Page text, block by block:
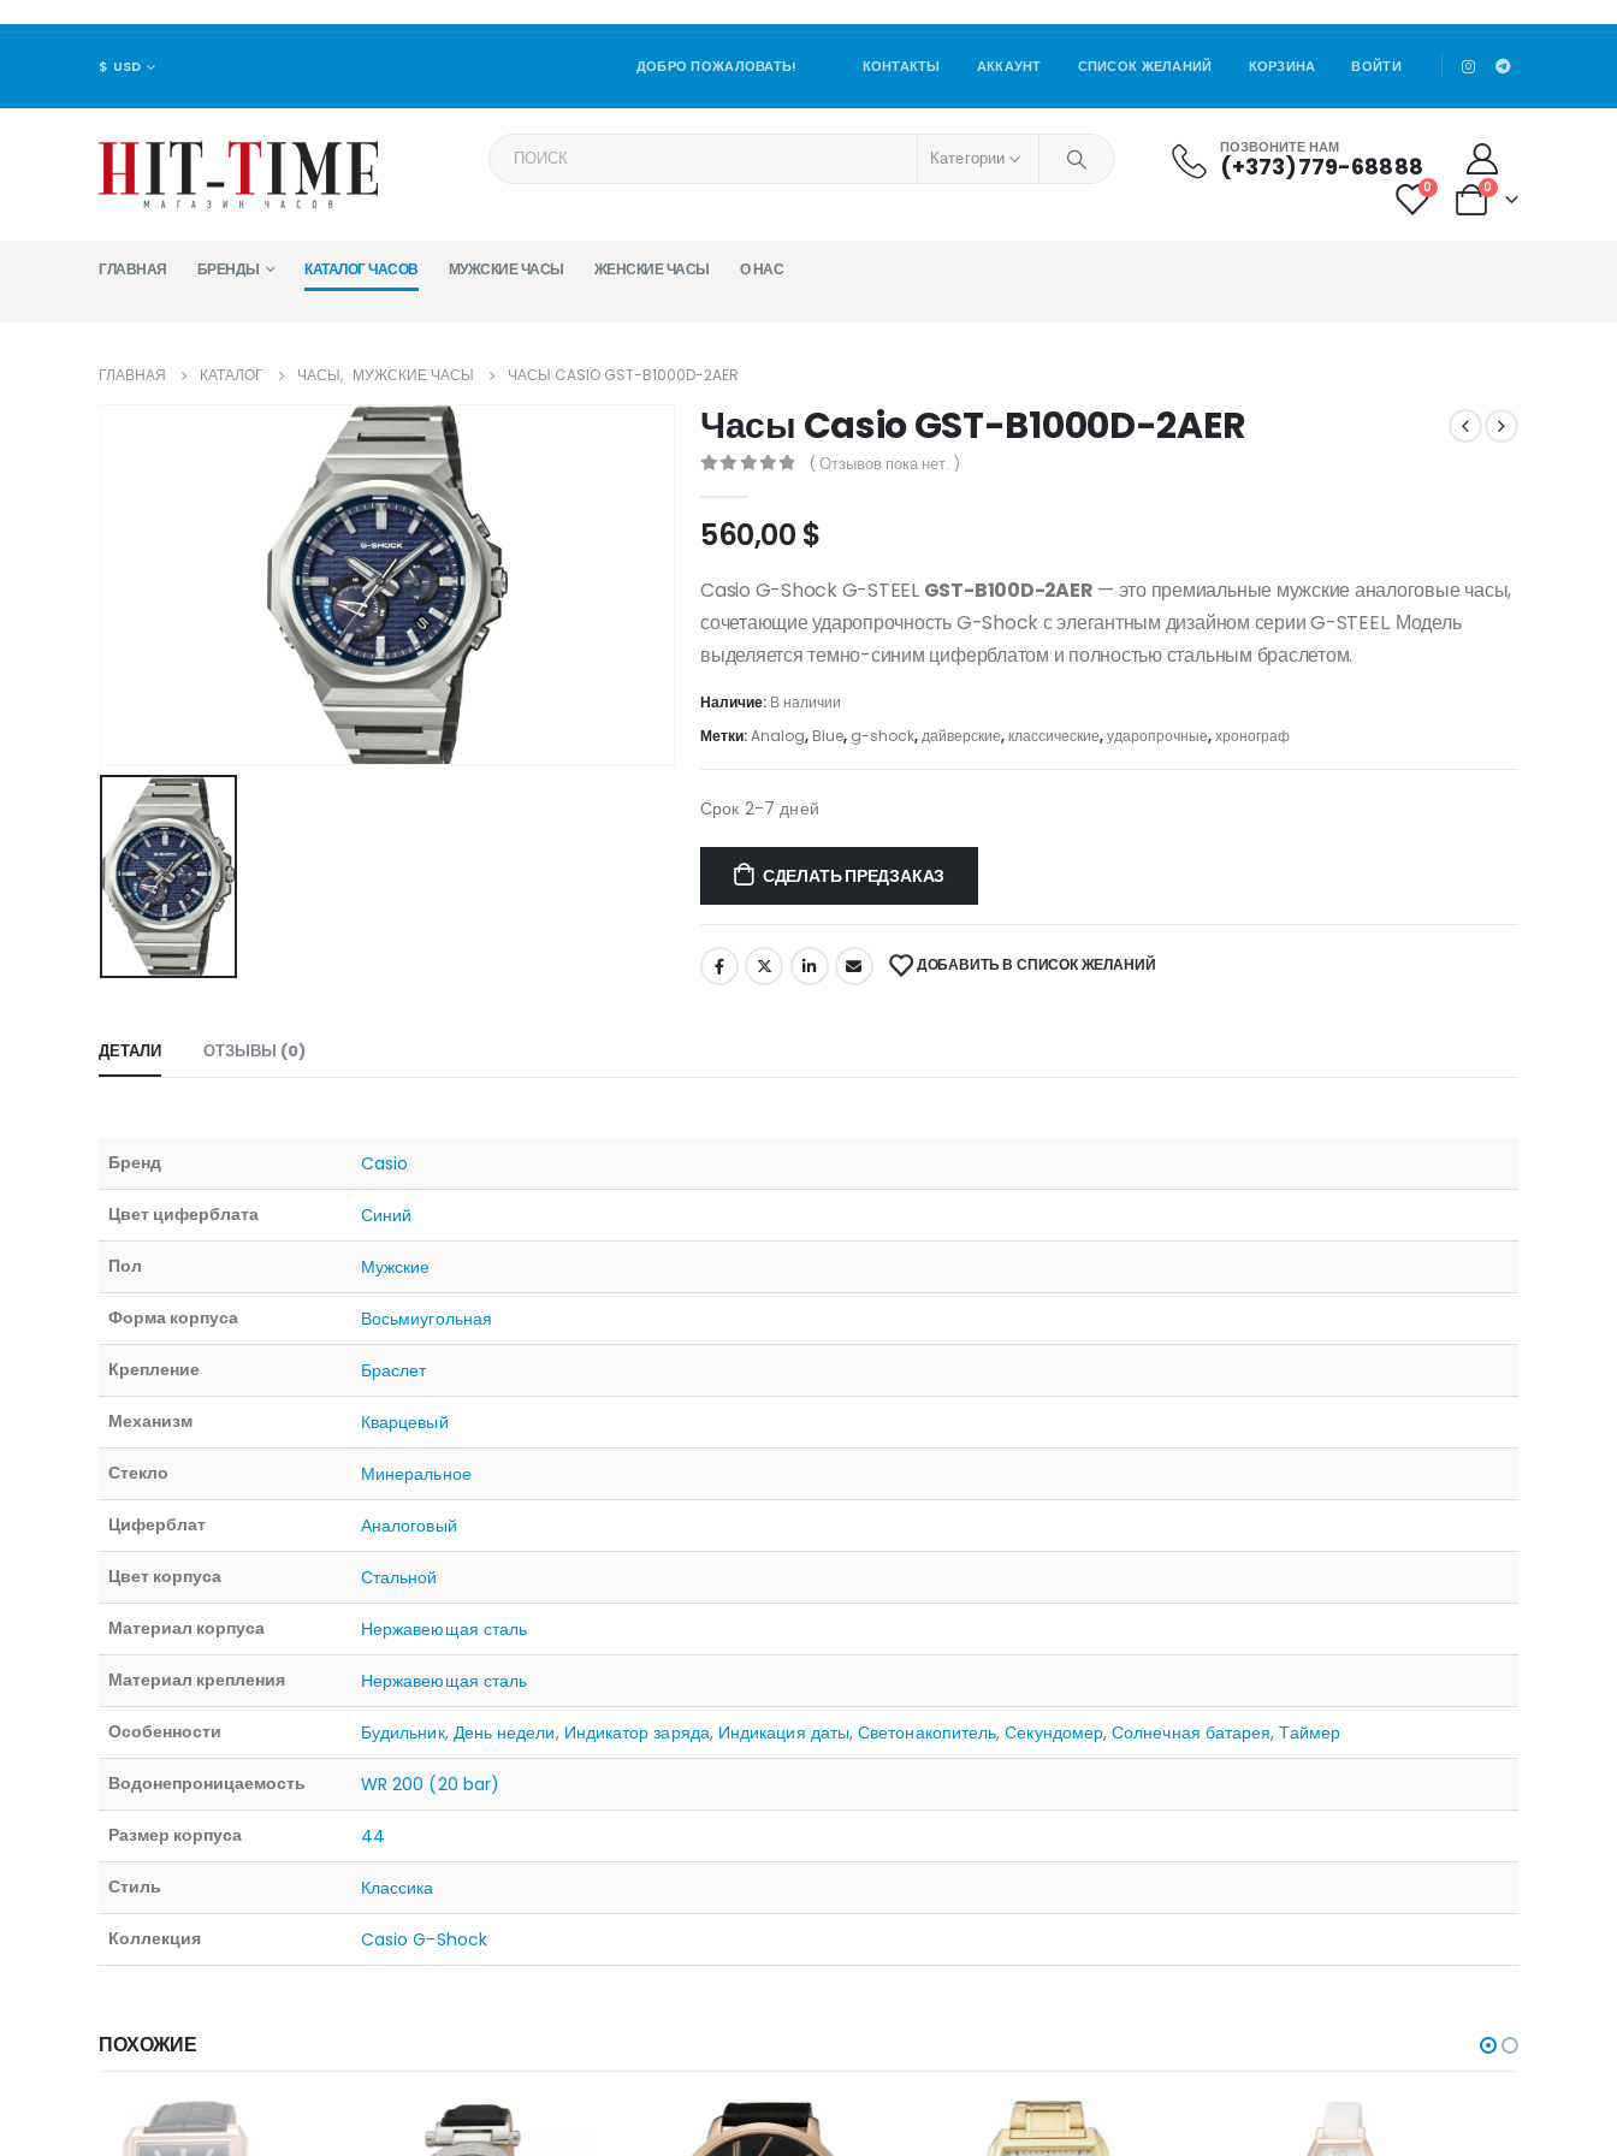
$ USD ДОБРО ПОЖАЛОВАТЬ! КОНТАКТЫ АККАУНТ СПИСОК ЖЕЛАНИЙ КОРЗИНА ВОЙТИ
Категории ПОЗВОНИТЕ НАМ
(+373)779-68888
0 0
ГЛАВНАЯ БРЕНДЫ КАТАЛОГ ЧАСОВ МУЖСКИЕ ЧАСЫ ЖЕНСКИЕ ЧАСЫ О НАС
ГЛАВНАЯ КАТАЛОГ ЧАСЫ, МУЖСКИЕ ЧАСЫ ЧАСЫ CASIO GST-B1000D-2AER
Часы Casio GST-B1000D-2AER
( Отзывов пока нет. )
560,00 $
Casio G-Shock G-STEEL GST-B100D-2AER — это премиальные мужские аналоговые часы,
сочетающие ударопрочность G-Shock с элегантным дизайном серии G-STEEL. Модель
выделяется темно-синим циферблатом и полностью стальным браслетом.
Наличие: В наличии
Метки:Analog, Blue, g-shock,дайверские,классические,ударопрочные,хронограф
Срок 2-7 дней
СДЕЛАТЬ ПРЕДЗАКАЗ
ДОБАВИТЬ В СПИСОК ЖЕЛАНИЙ
ДЕТАЛИ ОТЗЫВЫ (0)
Бренд Casio
Цвет циферблата Синий
Пол Мужские
Форма корпуса Восьмиугольная
Крепление Браслет
Механизм Кварцевый
Стекло Минеральное
Циферблат Аналоговый
Цвет корпуса Стальной
Материал корпуса Нержавеющая сталь
Материал крепления Нержавеющая сталь
Особенности Будильник, День недели, Индикатор заряда, Индикация даты,Светонакопитель,Секундомер,Солнечная батарея,Таймер
Водонепроницаемость WR 200 (20 bar)
Размер корпуса 44
Стиль Классика
Коллекция Casio G-Shock
ПОХОЖИЕ
НЕТ В НАЛИЧИИ